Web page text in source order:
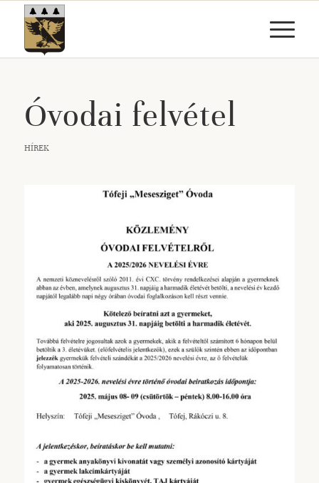
Óvodai felvétel
HÍREK